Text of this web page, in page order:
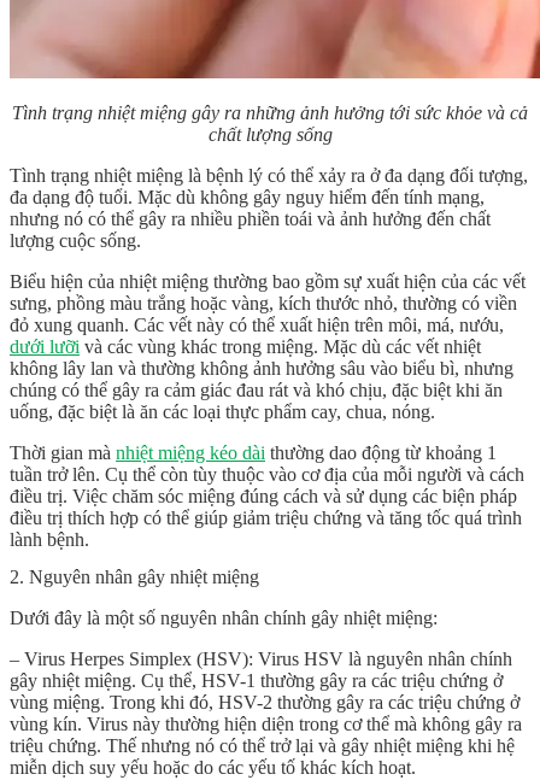
Tình trạng nhiệt miệng gây ra những ảnh hưởng tới sức khỏe và cả
chất lượng sống
Tình trạng nhiệt miệng là bệnh lý có thể xảy ra ở đa dạng đối tượng,
đa dạng độ tuổi. Mặc dù không gây nguy hiểm đến tính mạng,
nhưng nó có thể gây ra nhiều phiền toái và ảnh hưởng đến chất
lượng cuộc sống.
Biểu hiện của nhiệt miệng thường bao gồm sự xuất hiện của các vết
sưng, phồng màu trắng hoặc vàng, kích thước nhỏ, thường có viền
đỏ xung quanh. Các vết này có thể xuất hiện trên môi, má, nướu,
dưới lưỡi và các vùng khác trong miệng. Mặc dù các vết nhiệt
không lây lan và thường không ảnh hưởng sâu vào biểu bì, nhưng
chúng có thể gây ra cảm giác đau rát và khó chịu, đặc biệt khi ăn
uống, đặc biệt là ăn các loại thực phẩm cay, chua, nóng.
Thời gian mà nhiệt miệng kéo dài thường dao động từ khoảng 1
tuần trở lên. Cụ thể còn tùy thuộc vào cơ địa của mỗi người và cách
điều trị. Việc chăm sóc miệng đúng cách và sử dụng các biện pháp
điều trị thích hợp có thể giúp giảm triệu chứng và tăng tốc quá trình
lành bệnh.
2. Nguyên nhân gây nhiệt miệng
Dưới đây là một số nguyên nhân chính gây nhiệt miệng:
– Virus Herpes Simplex (HSV): Virus HSV là nguyên nhân chính
gây nhiệt miệng. Cụ thể, HSV-1 thường gây ra các triệu chứng ở
vùng miệng. Trong khi đó, HSV-2 thường gây ra các triệu chứng ở
vùng kín. Virus này thường hiện diện trong cơ thể mà không gây ra
triệu chứng. Thế nhưng nó có thể trở lại và gây nhiệt miệng khi hệ
miễn dịch suy yếu hoặc do các yếu tố khác kích hoạt.